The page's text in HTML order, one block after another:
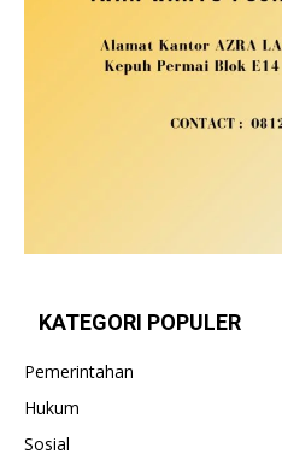
KATEGORI POPULER
Pemerintahan
Hukum
Sosial